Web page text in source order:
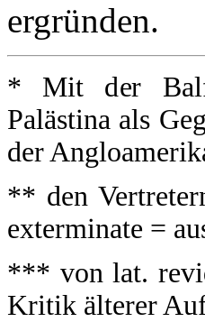
ergründen.
* Mit der
Palästina als
der
** den
exterminate =
*** von lat.
Kritik älterer